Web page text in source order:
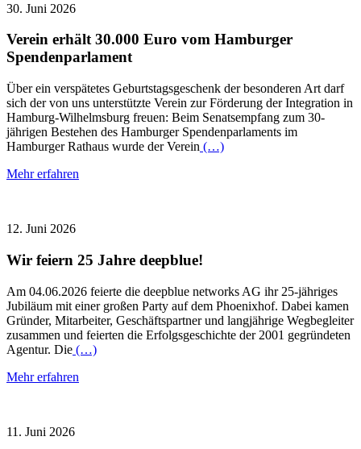
30. Juni 2026
Verein erhält 30.000 Euro vom Hamburger
Spendenparlament
Über ein verspätetes Geburtstagsgeschenk der besonderen Art darf
sich der von uns unterstützte Verein zur Förderung der Integration in
Hamburg-Wilhelmsburg freuen: Beim Senatsempfang zum 30-
jährigen Bestehen des Hamburger Spendenparlaments im
Hamburger Rathaus wurde der Verein (…)
Mehr erfahren
12. Juni 2026
Wir feiern 25 Jahre deepblue!
Am 04.06.2026 feierte die deepblue networks AG ihr 25-jähriges
Jubiläum mit einer großen Party auf dem Phoenixhof. Dabei kamen
Gründer, Mitarbeiter, Geschäftspartner und langjährige Wegbegleiter
zusammen und feierten die Erfolgsgeschichte der 2001 gegründeten
Agentur. Die (…)
Mehr erfahren
11. Juni 2026